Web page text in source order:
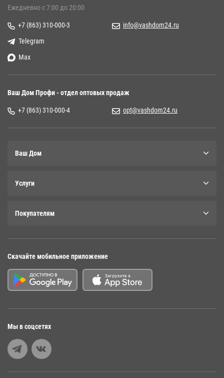
Ежедневно с 7:00 до 20:00
+7 (863) 310-000-3
info@vashdom24.ru
Telegram
Max
Ваш Дом Профи - отдел оптовых продаж
+7 (863) 310-000-4 opt@vashdom24.ru
Ваш Дом
Услуги
Покупателям
Скачайте мобильное приложение
Мы в соцсетях